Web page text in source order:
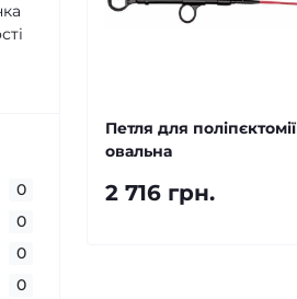
0
0
0
0
Петля для поліпєктомії
овальна
2 716 грн.